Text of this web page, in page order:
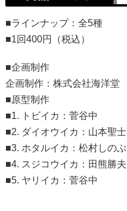
■ラインナップ：全5種
■1回400円（税込）
■企画制作
企画制作：株式会社海洋堂
■原型制作
■1. トビイカ：菅谷中
■2. ダイオウイカ：山本聖士
■3. ホタルイカ：松村しのぶ
■4. スジコウイカ：田熊勝夫
■5. ヤリイカ：菅谷中